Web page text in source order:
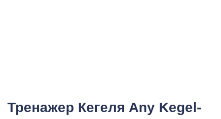
Тренажер Кегеля Any Kegel-